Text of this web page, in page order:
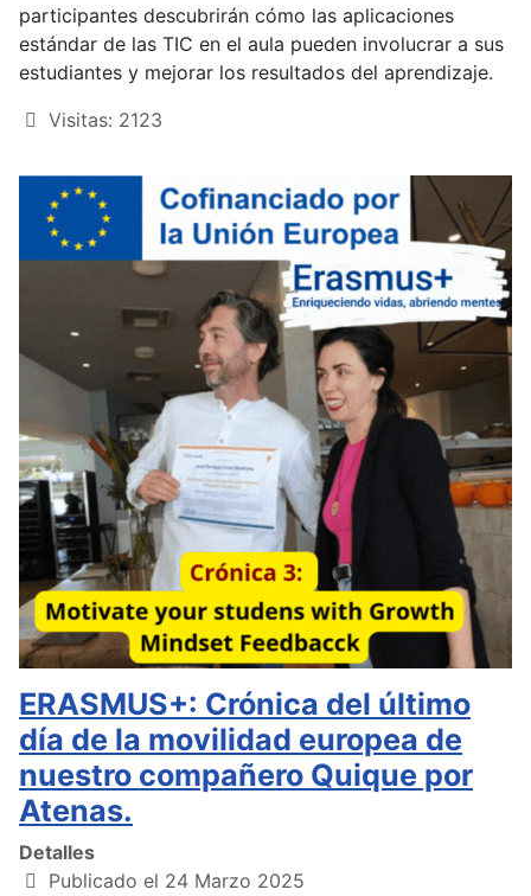
participantes descubrirán cómo las aplicaciones
estándar de las TIC en el aula pueden involucrar a sus
estudiantes y mejorar los resultados del aprendizaje.
Visitas: 2123
ERASMUS+: Crónica del último
día de la movilidad europea de
nuestro compañero Quique por
Atenas.
Detalles
Publicado el 24 Marzo 2025